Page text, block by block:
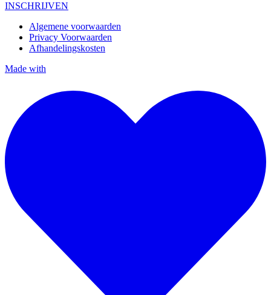
INSCHRIJVEN
Algemene voorwaarden
Privacy Voorwaarden
Afhandelingskosten
Made with